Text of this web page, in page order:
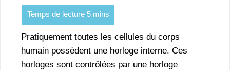
Pratiquement toutes les cellules du corps
humain possèdent une horloge interne. Ces
horloges sont contrôlées par une horloge